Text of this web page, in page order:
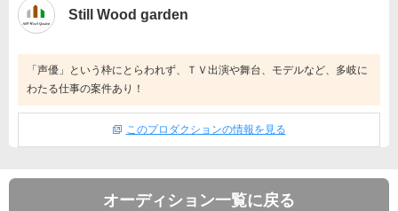
Still Wood garden
「声優」という枠にとらわれず、ＴＶ出演や舞台、モデルなど、多岐に
わたる仕事の案件あり！
このプロダクションの情報を見る
オーディション一覧に戻る